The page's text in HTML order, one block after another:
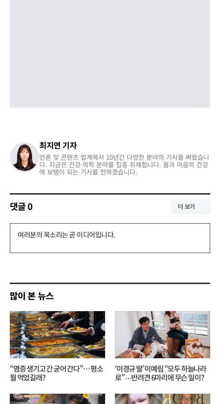
최지연 기자
언론 및 콘텐츠 업계에서 10년간 다양한 분야의 기사를 써왔습니
다. 지금은 건강·의학 분야를 집중 취재합니다. 몸과 마음의 건강
에 보탬이 되는 기사를 전하겠습니다.
댓글0 더 보기
댓
기
많이 본 뉴스
“염증 생기고 간 굳어 간다”… 평소
뭘 먹었길래?
‘이경규 딸’ 이예림 “모두 하늘나라
로”⋯반려견 6마리에 무슨 일이?